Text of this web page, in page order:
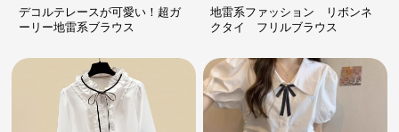
デコルテレースが可愛い！超ガ
ーリー地雷系ブラウス
地雷系ファッション リボンネ
クタイ フリルブラウス